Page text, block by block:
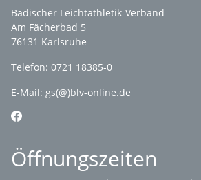
Badischer Leichtathletik-Verband
Am Fächerbad 5
76131 Karlsruhe
Telefon: 0721 18385-0
E-Mail: gs(@)blv-online.de
Öffnungszeiten